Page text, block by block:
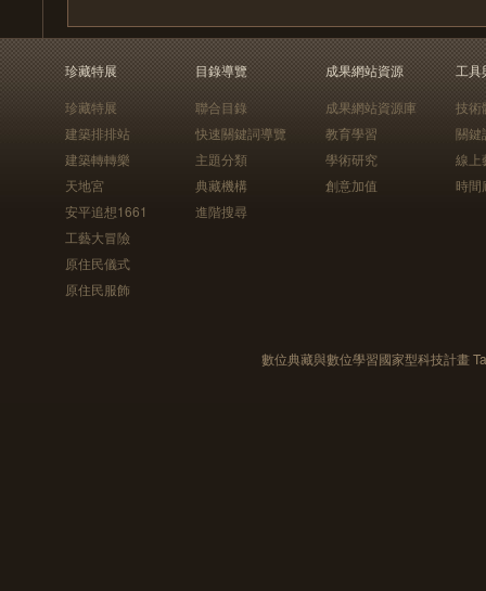
珍藏特展
珍藏特展
建築排排站
建築轉轉樂
天地宮
安平追想1661
工藝大冒險
原住民儀式
原住民服飾
目錄導覽
聯合目錄
快速關鍵詞導覽
主題分類
典藏機構
進階搜尋
成果網站資源
成果網站資源庫
教育學習
學術研究
創意加值
工具
技術
關鍵
線上
時間
數位典藏與數位學習國家型科技計畫